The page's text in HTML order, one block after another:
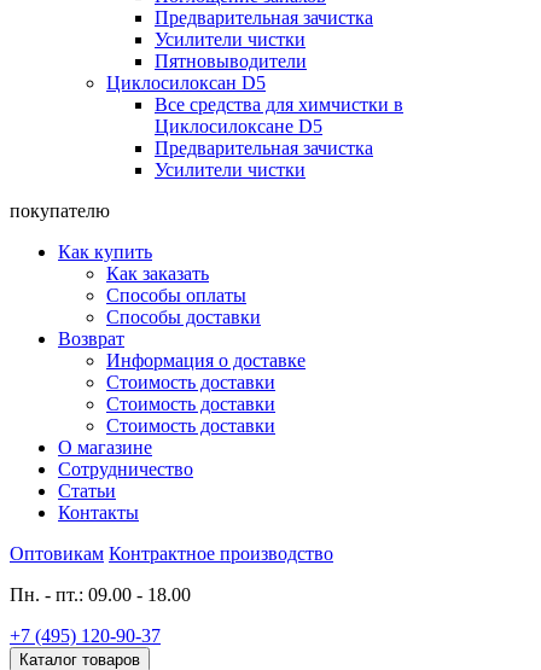
Предварительная зачистка
Усилители чистки
Пятновыводители
Циклосилоксан D5
Все средства для химчистки в
Циклосилоксане D5
Предварительная зачистка
Усилители чистки
покупателю
Как купить
Как заказать
Способы оплаты
Способы доставки
Возврат
Информация о доставке
Стоимость доставки
Стоимость доставки
Стоимость доставки
О магазине
Сотрудничество
Статьи
Контакты
Оптовикам Контрактное производство
Пн. - пт.: 09.00 - 18.00
+7 (495) 120-90-37
Каталог товаров